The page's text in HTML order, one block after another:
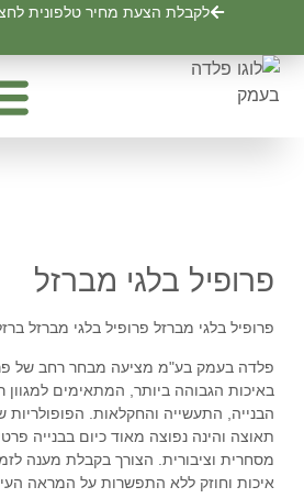
לקבלת הצעת מחיר טלפונית
פרופיל בלגי מברזל
פרופיל בלגי מברזל פרופיל בלגי מברזל
פלדה בעמק בע"מ מציעה מבחר רחב של
באיכות הגבוהה ביותר, המתאימים
הבנייה, התעשייה והחקלאות.
תאוצה והינה נפוצה מאוד כיום בבנייה
מסחרית וציבורית. הצורך בקבלת מענה
איכות וחוזק ללא התפשרות על המראה